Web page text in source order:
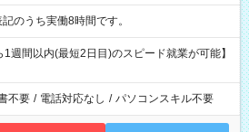
18:00 ※表記のうち実働8時間です。
週間以内(最短2日目)のスピード就業が可能】
不要 / 電話対応なし / パソコンスキル不要